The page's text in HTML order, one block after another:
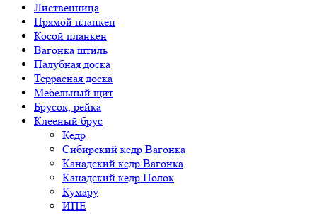
Лиственница
Прямой планкен
Косой планкен
Вагонка штиль
Палубная доска
Террасная доска
Мебельный щит
Брусок, рейка
Клееный брус
Кедр
Сибирский кедр Вагонка
Канадский кедр Вагонка
Канадский кедр Полок
Кумару
ИПЕ